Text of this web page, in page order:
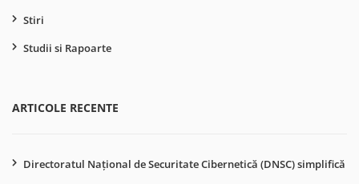
Stiri
Studii si Rapoarte
ARTICOLE RECENTE
Directoratul Național de Securitate Cibernetică (DNSC) simplifică